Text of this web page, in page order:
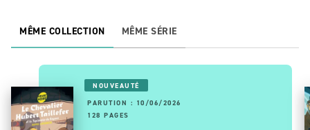
MÊME COLLECTION MÊME SÉRIE
NOUVEAUTÉ
PARUTION : 10/06/2026
128 PAGES